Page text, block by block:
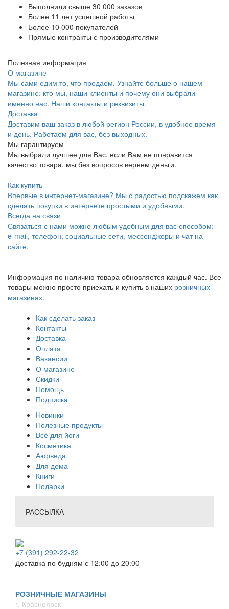
Выполнили свыше 30 000 заказов
Более 11 лет успешной работы
Более 10 000 покупателей
Прямые контракты с производителями
Полезная информация
О магазине
Мы сами едим то, что продаем. Узнайте больше о нашем
магазине: кто мы, наши клиенты и почему они выбрали
именно нас. Наши контакты и реквизиты.
Доставка
Доставим ваш заказ в любой регион России, в удобное время
и день. Работаем для вас, без выходных.
Мы гарантируем
Мы выбрали лучшее для Вас, если Вам не понравится
качество товара, мы без вопросов вернем деньги.
Как купить
Впервые в интернет-магазине? Мы с радостью подскажем как
сделать покупки в интернете простыми и удобными.
Всегда на связи
Связаться с нами можно любым удобным для вас способом:
e-mail, телефон, социальные сети, мессенджеры и чат на
сайте.
Информация по наличию товара обновляется каждый час. Все
товары можно просто приехать и купить в наших розничных
магазинах.
Как сделать заказ
Контакты
Доставка
Оплата
Вакансии
О магазине
Скидки
Помощь
Подписка
Новинки
Полезные продукты
Всё для йоги
Косметика
Аюрведа
Для дома
Книги
Подарки
РАССЫЛКА
+7 (391) 292-22-32
Доставка по будням с 12:00 до 20:00
РОЗНИЧНЫЕ МАГАЗИНЫ
г. Красноярск